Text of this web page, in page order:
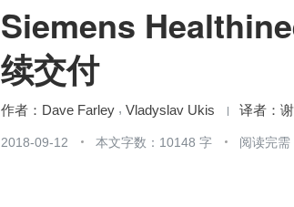
Siemens
续交付
Dave Farley Vladyslav Ukis
2018-09-12 本文字数：10148 字 阅读完